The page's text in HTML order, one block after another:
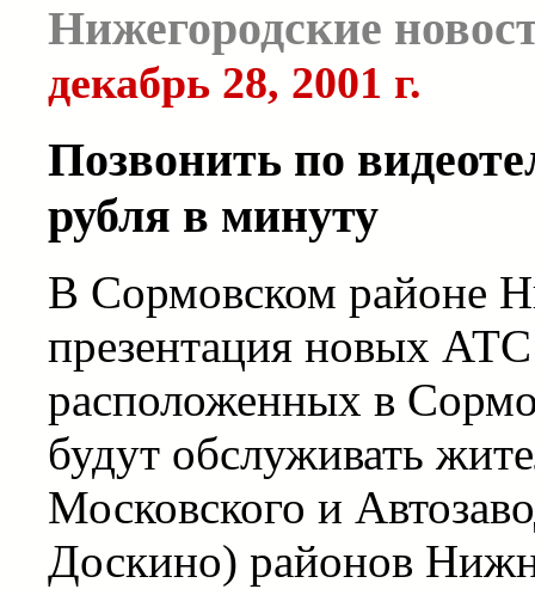
Нижегородские
декабрь 28, 2001 г.
Позвонить по
рубля в минуту
В Сормовском районе
презентация новых
расположенных в
будут обслуживать
Московского и
Доскино) районов